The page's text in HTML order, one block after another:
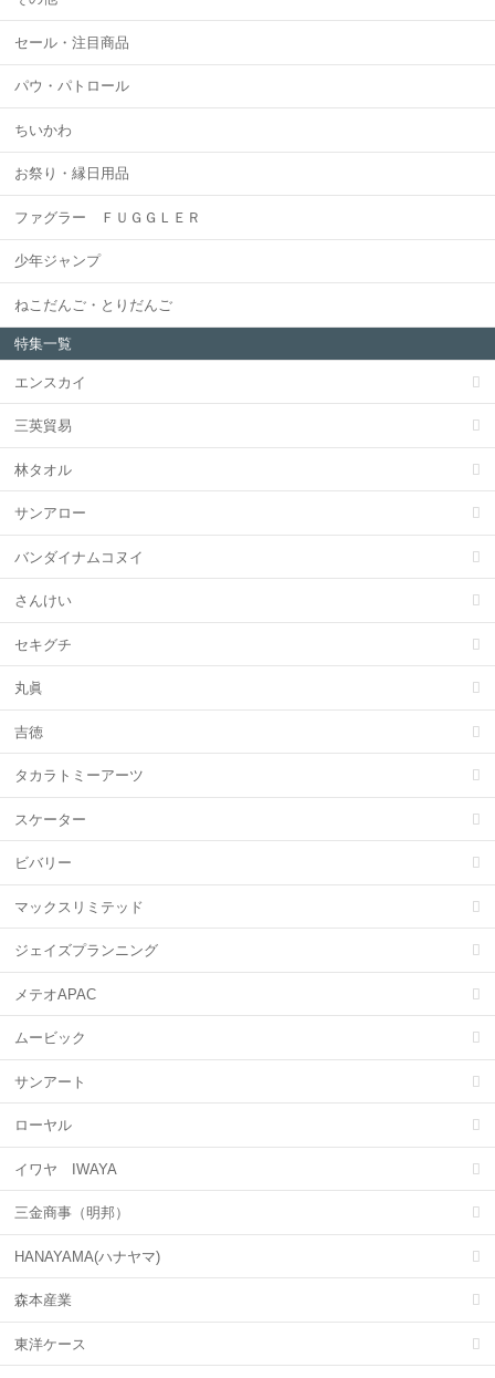
セール・注目商品
パウ・パトロール
ちいかわ
お祭り・縁日用品
ファグラー ＦＵＧＧＬＥＲ
少年ジャンプ
ねこだんご・とりだんご
特集一覧
エンスカイ
三英貿易
林タオル
サンアロー
バンダイナムコヌイ
さんけい
セキグチ
丸眞
吉徳
タカラトミーアーツ
スケーター
ビバリー
マックスリミテッド
ジェイズプランニング
メテオAPAC
ムービック
サンアート
ローヤル
イワヤ IWAYA
三金商事（明邦）
HANAYAMA(ハナヤマ)
森本産業
東洋ケース